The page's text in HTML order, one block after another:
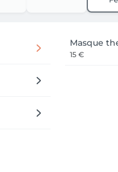
Masque
15 €